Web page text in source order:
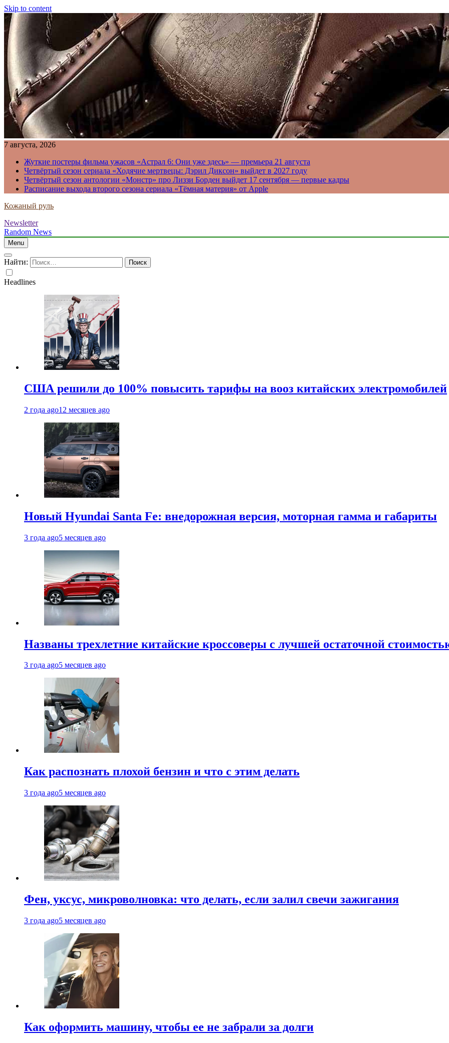
Skip to content
7 августа, 2026
Жуткие постеры фильма ужасов «Астрал 6: Они уже здесь» — премьера 21 августа
Четвёртый сезон сериала «Ходячие мертвецы: Дэрил Диксон» выйдет в 2027 году
Четвёртый сезон антологии «Монстр» про Лиззи Борден выйдет 17 сентября — первые кадры
Расписание выхода второго сезона сериала «Тёмная материя» от Apple
Кожаный руль
Newsletter
Random News
Menu
Найти:
Headlines
США решили до 100% повысить тарифы на вооз китайских электромобилей
2 года ago12 месяцев ago
Новый Hyundai Santa Fe: внедорожная версия, моторная гамма и габариты
3 года ago5 месяцев ago
Названы трехлетние китайские кроссоверы с лучшей остаточной
3 года ago5 месяцев ago
Как распознать плохой бензин и что с этим делать
3 года ago5 месяцев ago
Фен, уксус, микроволновка: что делать, если залил свечи зажигания
3 года ago5 месяцев ago
Как оформить машину, чтобы ее не забрали за долги